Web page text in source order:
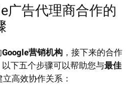
广告代理商合作的
Google营销机构 ，接下来的合作
下五个步骤可以帮助您与最佳
立高效协作关系：